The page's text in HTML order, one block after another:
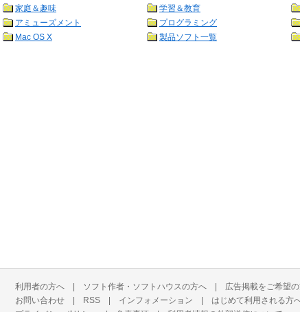
家庭＆趣味
学習＆教育
アミューズメント
プログラミング
Mac OS X
製品ソフト一覧
利用者の方へ | ソフト作者・ソフトハウスの方へ | 広告掲載をご希望
お問い合わせ | RSS | インフォメーション | はじめて利用される方